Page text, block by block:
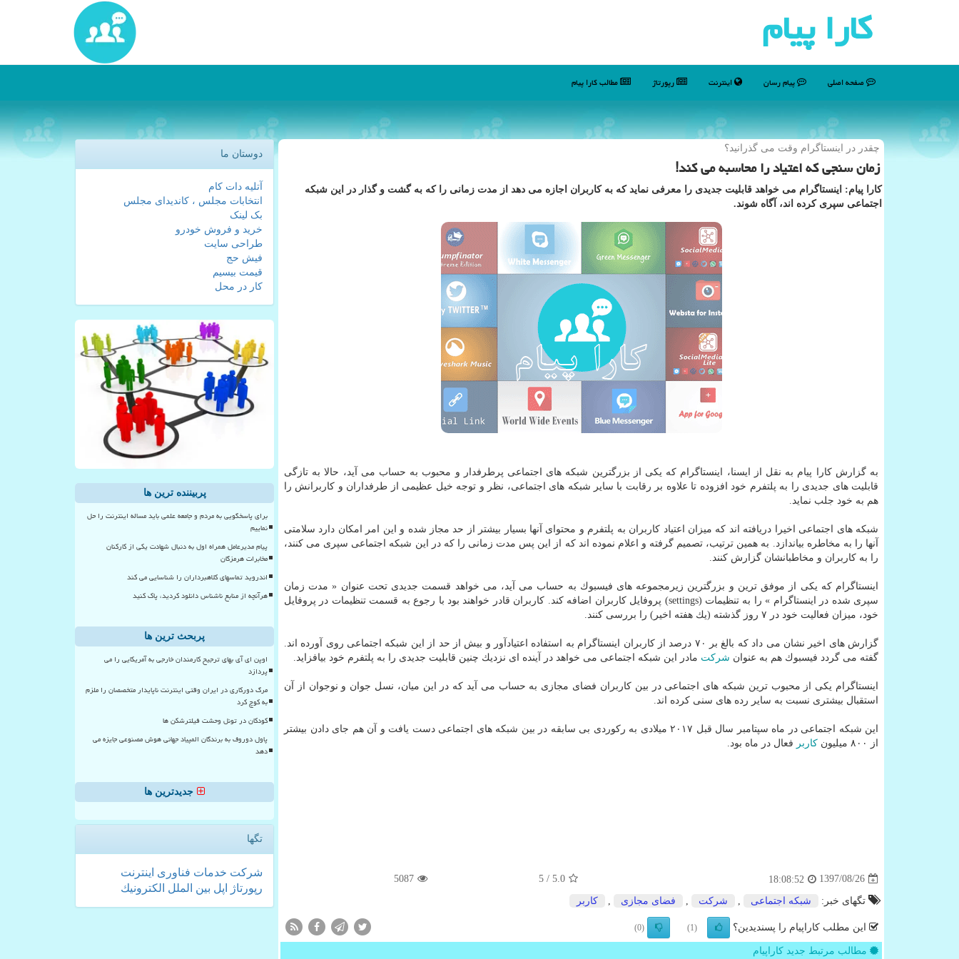
كارا پیام
صفحه اصلی پیام رسان اینترنت رپورتاژ مطالب كارا پیام
چقدر در اینستاگرام وقت می گذرانید؟
زمان سنجی كه اعتیاد را محاسبه می كند!
كارا پیام: اینستاگرام می خواهد قابلیت جدیدی را معرفی نماید كه به كاربران اجازه می دهد از مدت زمانی را كه به گشت و گذار در این شبكه
اجتماعی سپری كرده اند، آگاه شوند.
به گزارش كارا پیام به نقل از ایسنا، اینستاگرام كه یكی از بزرگترین شبكه های اجتماعی پرطرفدار و محبوب به حساب می آید، حالا به تازگی
قابلیت های جدیدی را به پلتفرم خود افزوده تا علاوه بر رقابت با سایر شبكه های اجتماعی، نظر و توجه خیل عظیمی از طرفداران و كاربرانش را
هم به خود جلب نماید.
شبكه های اجتماعی اخیرا دریافته اند كه میزان اعتیاد كاربران به پلتفرم و محتوای آنها بسیار بیشتر از حد مجاز شده و این امر امكان دارد سلامتی
آنها را به مخاطره بیاندازد. به همین ترتیب، تصمیم گرفته و اعلام نموده اند كه از این پس مدت زمانی را كه در این شبكه اجتماعی سپری می كنند،
را به كاربران و مخاطبانشان گزارش كنند.
اینستاگرام كه یكی از موفق ترین و بزرگترین زیرمجموعه های فیسبوك به حساب می آید، می خواهد قسمت جدیدی تحت عنوان « مدت زمان
سپری شده در اینستاگرام » را به تنظیمات (settings) پروفایل كاربران اضافه كند. كاربران قادر خواهند بود با رجوع به قسمت تنظیمات در پروفایل
خود، میزان فعالیت خود در ۷ روز گذشته (یك هفته اخیر) را بررسی كنند.
گزارش های اخیر نشان می داد كه بالغ بر ۷۰ درصد از كاربران اینستاگرام به استفاده اعتیادآور و بیش از حد از این شبكه اجتماعی روی آورده اند.
گفته می گردد فیسبوك هم به عنوان شركت مادر این شبكه اجتماعی می خواهد در آینده ای نزدیك چنین قابلیت جدیدی را به پلتفرم خود بیافزاید.
اینستاگرام یكی از محبوب ترین شبكه های اجتماعی در بین كاربران فضای مجازی به حساب می آید كه در این میان، نسل جوان و نوجوان از آن
استقبال بیشتری نسبت به سایر رده های سنی كرده اند.
این شبكه اجتماعی در ماه سپتامبر سال قبل ۲۰۱۷ میلادی به ركوردی بی سابقه در بین شبكه های اجتماعی دست یافت و آن هم جای دادن بیشتر
از ۸۰۰ میلیون
كاربر فعال در ماه بود.
1397/08/26
18:08:52
5.0
/ 5
5087
تگهای خبر: شبكه اجتماعی شركت فضای مجازی كاربر
این مطلب کاراپیام را پسندیدین؟ (1)
(0)
مطالب مرتبط جدید کاراپیام
دوستان ما
آتلیه دات کام
انتخابات مجلس ، کاندیدای مجلس
بک لینک
خرید و فروش خودرو
طراحی سایت
فیش حج
قیمت بیسیم
کار در محل
پربیننده ترین ها
برای پاسخگویی به مردم و جامعه علمی باید مساله اینترنت را حل
نماییم
پیام مدیرعامل همراه اول به دنبال شهادت یکی از کارکنان
مخابرات هرمزگان
اندروید تماسهای کلاهبرداران را شناسایی می کند
هرآنچه از منابع ناشناس دانلود کردید، پاک کنید
پربحث ترین ها
اوپن ای آی بهای ترجیح کارمندان خارجی به آمریکایی را می
پردازد
مرگ دورکاری در ایران وقتی اینترنت ناپایدار متخصصان را ملزم
به کوچ کرد
کودکان در تونل وحشت فیلترشکن ها
پاول دوروف به برندگان المپیاد جهانی هوش مصنوعی جایزه می
دهد
جدیدترین ها
تگها
شركت خدمات فناوری اینترنت
رپورتاژ
اپل بین الملل الكترونیك